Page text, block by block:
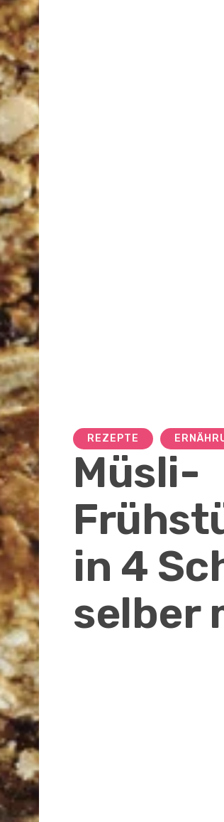
REZEPTE
Müsli-
in 4
selber